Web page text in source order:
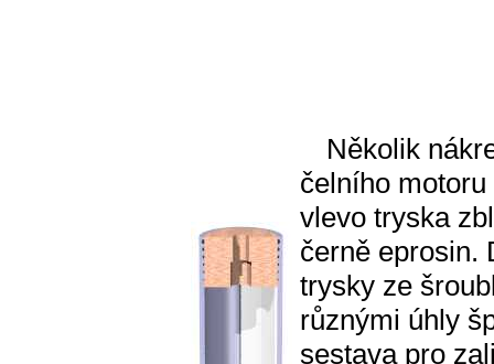
Několik
čelního
vlevo tryska
černě eprosin.
trysky ze
různými úhly
sestava pro